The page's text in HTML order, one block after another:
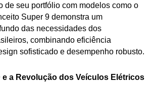
de seu portfólio com modelos como o
Super 9 demonstra um
das necessidades dos
combinando eficiência
sofisticado e desempenho robusto.
a Revolução dos Veículos Elétricos